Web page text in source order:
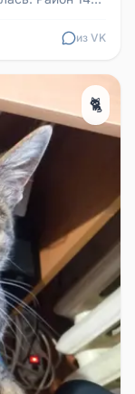
из VK
🐈